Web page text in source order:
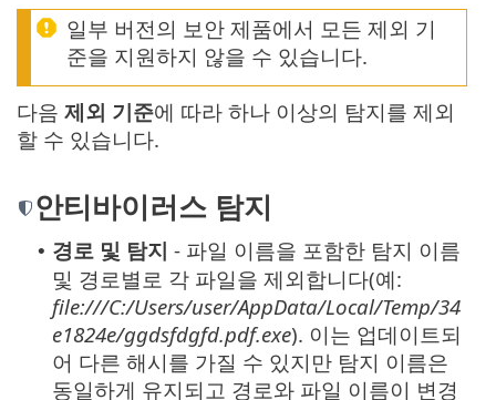
일부 버전의 보안 제품에서 모든 제외 기
준을 지원하지 않을 수 있습니다.
다음 제외 기준에 따라 하나 이상의 탐지를 제외
할 수 있습니다.
안티바이러스 탐지
• 경로 및 탐지 - 파일 이름을 포함한 탐지 이름
및 경로별로 각 파일을 제외합니다(예:
file:///C:/Users/user/AppData/Local/Temp/34
e1824e/ggdsfdgfd.pdf.exe). 이는 업데이트되
어 다른 해시를 가질 수 있지만 탐지 이름은
동일하게 유지되고 경로와 파일 이름이 변경